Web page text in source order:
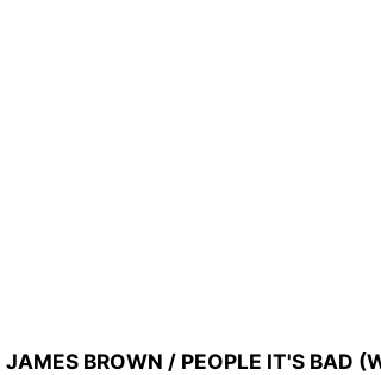
JAMES BROWN / PEOPLE IT'S BAD